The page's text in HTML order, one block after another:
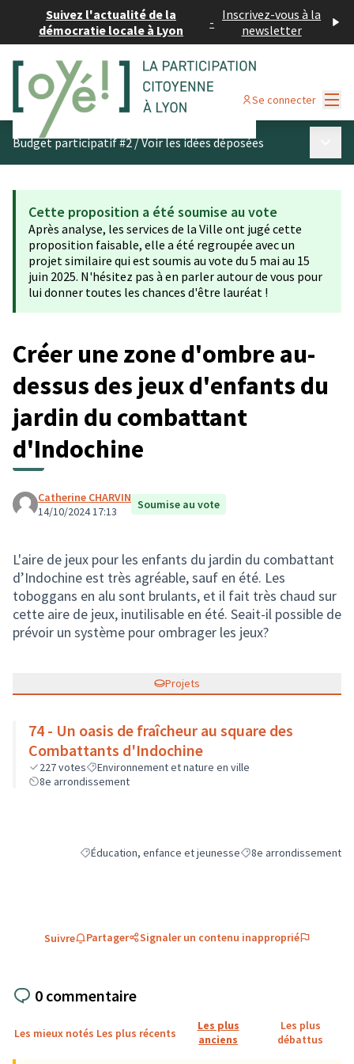
Suivez l'actualité de la
démocratie locale à Lyon
- Inscrivez-vous à la
newsletter
Se connecter
Budget participatif #2/Voir les idées déposées
Cette proposition a été soumise au vote
Après analyse, les services de la Ville ont jugé cette
proposition faisable, elle a été regroupée avec un
projet similaire qui est soumis au vote du 5 mai au 15
juin 2025. N'hésitez pas à en parler autour de vous pour
lui donner toutes les chances d'être lauréat !
Créer une zone d'ombre au-
dessus des jeux d'enfants du
jardin du combattant
d'Indochine
Catherine CHARVIN
14/10/2024 17:13
Soumise au vote
L'aire de jeux pour les enfants du jardin du combattant
d’Indochine est très agréable, sauf en été. Les
toboggans en alu sont brulants, et il fait très chaud sur
cette aire de jeux, inutilisable en été. Seait-il possible de
prévoir un système pour ombrager les jeux?
Projets
74 - Un oasis de fraîcheur au square des
Combattants d'Indochine
227votes
Environnement et nature en ville
8e arrondissement
Filtrer les résultats de la catégorie : Éducation, enfance
Éducation, enfance et jeunesseFiltrer les résultats
8e arrondissement
Suivre Partager Signaler un contenu inapproprié
0 commentaire
Les mieux notés Les plus récents
Les plus
anciens
Les plus
débattus